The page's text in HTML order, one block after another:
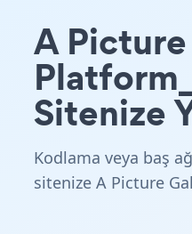
A
Sitenize
Kodlama veya baş
sitenize A Picture